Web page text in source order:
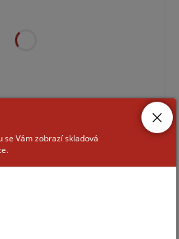
je nutné být přihlášený
100TNR
se Vám zobrazí skladová